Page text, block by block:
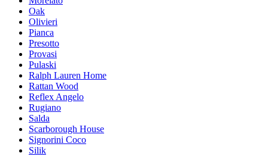
Oak
Olivieri
Pianca
Presotto
Provasi
Pulaski
Ralph Lauren Home
Rattan Wood
Reflex Angelo
Rugiano
Salda
Scarborough House
Signorini Coco
Silik